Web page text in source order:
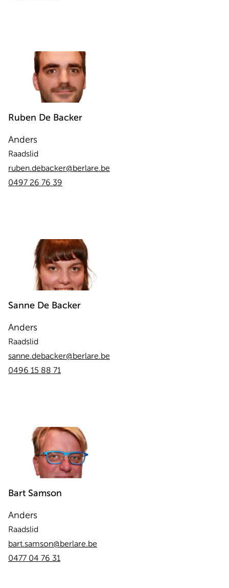
Ruben De Backer
Anders
Raadslid
ruben.debacker@berlare.be
0497 26 76 39
Sanne De Backer
Anders
Raadslid
sanne.debacker@berlare.be
0496 15 88 71
Bart Samson
Anders
Raadslid
bart.samson@berlare.be
0477 04 76 31